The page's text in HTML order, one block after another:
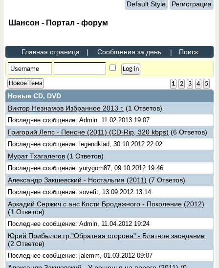
Default Style Регистрация
Шансон - Портал - форум
Главная страница | Сообщения за день | Поиск
1 2 3 4 5
Новое Тема
Новые CD, DVD
Виктор Незнамов Избранное 2013 г. (1 Ответов)
Последнее сообщение: Admin, 11.02.2013 19:07
Григорий Лепс - Пенсне (2011) (CD-Rip, 320 kbps) (6 Ответов)
Последнее сообщение: legendklad, 30.10.2012 22:02
Мурат Тхагалегов (1 Ответов)
Последнее сообщение: yurygorn87, 09.10.2012 19:46
Александр Закшевский - Ностальгия (2011) (7 Ответов)
Последнее сообщение: sovefit, 13.09.2012 13:14
Аркадий Сержич с анс Кости Бродяжного - Поколение (2012)
(1 Ответов)
Последнее сообщение: Admin, 11.04.2012 19:24
Юрий Прибылов гр."Обратная сторона" - Блатное заседание
(2 Ответов)
Последнее сообщение: jalemm, 01.03.2012 09:07